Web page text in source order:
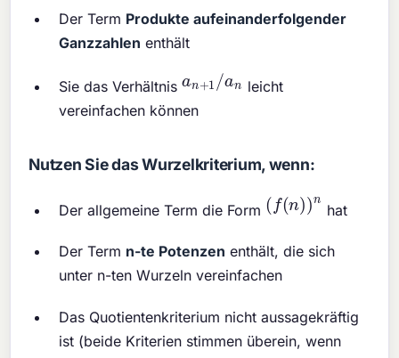
Der Term Produkte aufeinanderfolgender
Ganzzahlen enthält
Sie das Verhältnis
a 1/a
leicht
vereinfachen können
Nutzen Sie das Wurzelkriterium, wenn:
Der allgemeine Term die Form
(f(n))n
hat
Der Term n-te Potenzen enthält, die sich
unter n-ten Wurzeln vereinfachen
Das Quotientenkriterium nicht aussagekräftig
ist (beide Kriterien stimmen überein, wenn